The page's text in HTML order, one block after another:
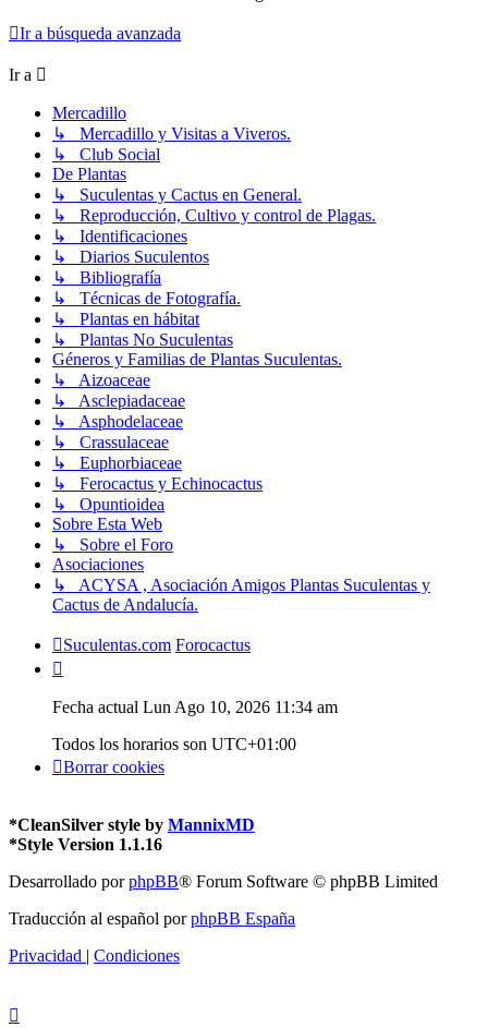
Ir a búsqueda avanzada
Ir a
Mercadillo
↳ Mercadillo y Visitas a Viveros.
↳ Club Social
De Plantas
↳ Suculentas y Cactus en General.
↳ Reproducción, Cultivo y control de Plagas.
↳ Identificaciones
↳ Diarios Suculentos
↳ Bibliografía
↳ Técnicas de Fotografía.
↳ Plantas en hábitat
↳ Plantas No Suculentas
Géneros y Familias de Plantas Suculentas.
↳ Aizoaceae
↳ Asclepiadaceae
↳ Asphodelaceae
↳ Crassulaceae
↳ Euphorbiaceae
↳ Ferocactus y Echinocactus
↳ Opuntioidea
Sobre Esta Web
↳ Sobre el Foro
Asociaciones
↳ ACYSA , Asociación Amigos Plantas Suculentas y
Cactus de Andalucía.
Suculentas.com Forocactus
Fecha actual Lun Ago 10, 2026 11:34 am
Todos los horarios son UTC+01:00
Borrar cookies
*CleanSilver style by MannixMD
*Style Version 1.1.16
Desarrollado porphpBB® Forum Software © phpBB Limited
Traducción al español porphpBB España
Privacidad | Condiciones